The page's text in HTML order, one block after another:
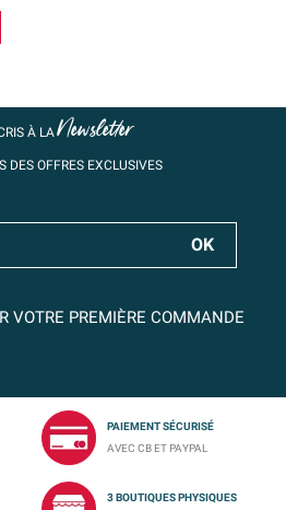
À LANewsletter
DES OFFRES EXCLUSIVES
VOTRE PREMIÈRE COMMANDE
PAIEMENT SÉCURISÉ
AVEC CB ET PAYPAL
3 BOUTIQUES PHYSIQUES